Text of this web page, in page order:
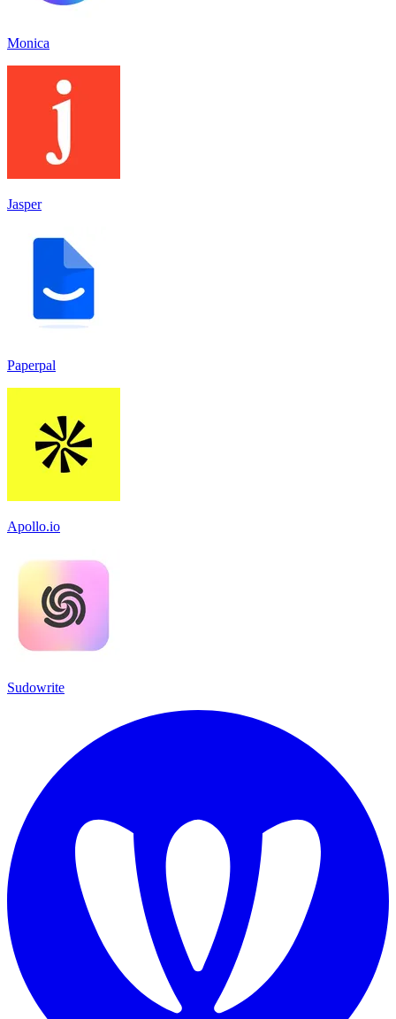
Monica
Jasper
Paperpal
Apollo.io
Sudowrite